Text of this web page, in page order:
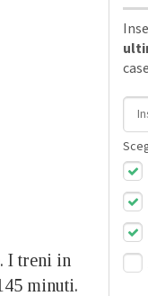
I treni in
minuti.